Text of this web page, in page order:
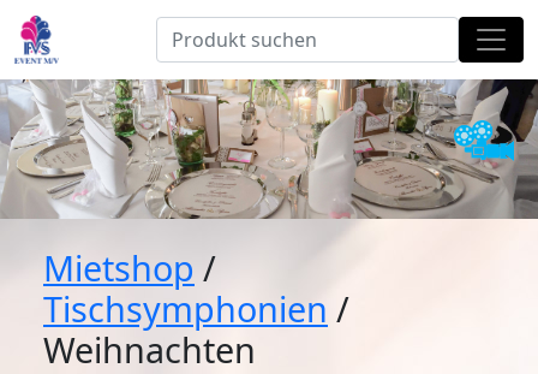
Mietshop /
Tischsymphonien /
Weihnachten